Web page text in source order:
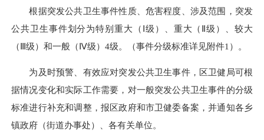
根据突发公共卫生事件性质、危害程度、涉及范围，突发
公共卫生事件划分为特别重大（Ⅰ级）、重大（Ⅱ级）、较大
（Ⅲ级）和一般（Ⅳ级）4级。（事件分级标准详见附件1）。
为及时预警、有效应对突发公共卫生事件，区卫健局可根
据情况变化和实际工作需要，对一般突发公共卫生事件的分级
标准进行补充和调整，报区政府和市卫健委备案，并通知各乡
镇政府（街道办事处）、各有关单位。